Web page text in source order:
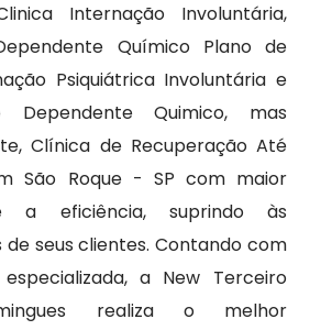
Internação Involuntária,
Químico Plano de
Psiquiátrica Involuntária e
Dependente Quimico, mas
Clínica de Recuperação Até
São Roque - SP com maior
a eficiência, suprindo às
de seus clientes. Contando com
a New Terceiro
realiza o melhor